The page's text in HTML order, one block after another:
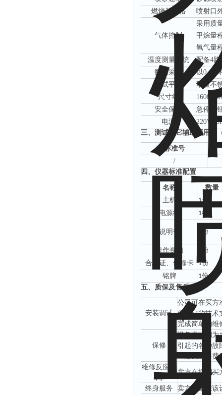
燃烧器规格
喷射口
气体控制
采用质
甲烷量
氧气量
温度测量系统
配备4
数据采集
以‌0.1℃‌
测试平台
配置不
尺寸约
1600
安全保障
急停按
‌电源
三、 测试其它辅助项用品
标准号
/
四、 仪器标准配置
名称
数量
主机
1台
电源线
1根
说明书 份
操作视频
份
合格证、保修卡 1份
铭牌
1份
五、 质保及售后
安装调试
公司可在买方
供良好的技术
完成简单的维
保修
设备保修期为1
引起的各种故
一定的服务费
维修反应时
间
卖方在接到买
终身服务 卖方承诺在该